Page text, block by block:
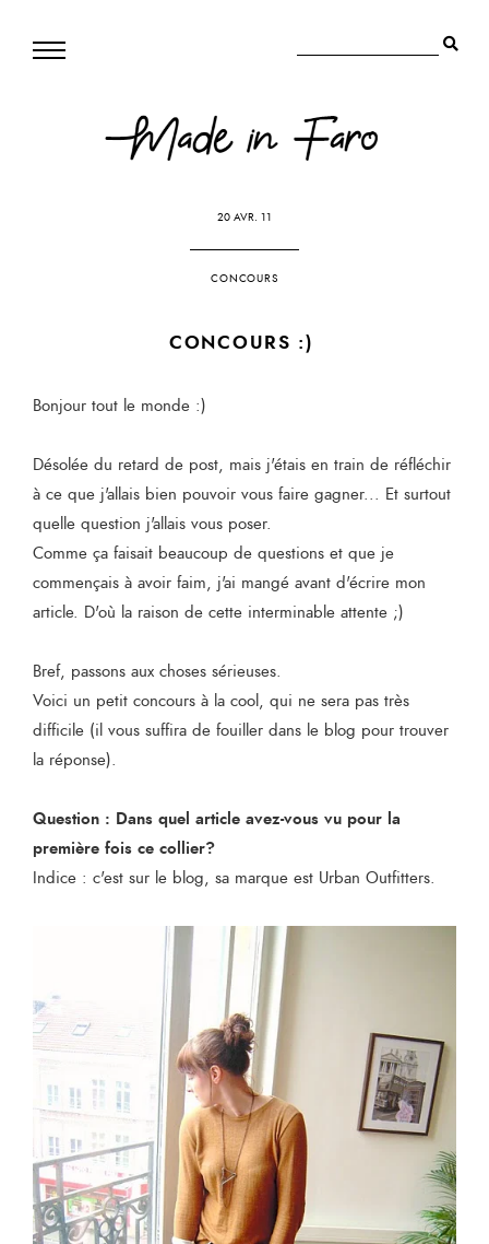
20 AVR. 11
CONCOURS
CONCOURS :)
Bonjour tout le monde :)
Désolée du retard de post, mais j'étais en train de réfléchir
à ce que j'allais bien pouvoir vous faire gagner... Et surtout
quelle question j'allais vous poser.
Comme ça faisait beaucoup de questions et que je
commençais à avoir faim, j'ai mangé avant d'écrire mon
article. D'où la raison de cette interminable attente ;)
Bref, passons aux choses sérieuses.
Voici un petit concours à la cool, qui ne sera pas très
difficile (il vous suffira de fouiller dans le blog pour trouver
la réponse).
Question : Dans quel article avez-vous vu pour la
première fois ce collier?
Indice : c'est sur le blog, sa marque est Urban Outfitters.